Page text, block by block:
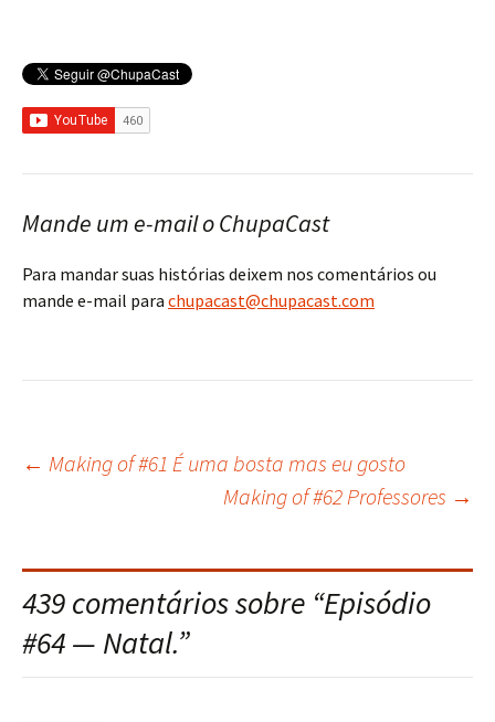
Mande um e-mail o ChupaCast
Para mandar suas histórias deixem nos comentários ou
mande e-mail para chupacast@chupacast.com
Navegação
do
post
← Making of #61 É uma bosta mas eu gosto
Making of #62 Professores →
439 comentários sobre “Episódio
#64 — Natal.”